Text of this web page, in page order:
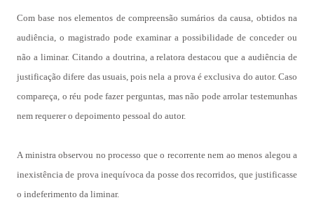
Com base nos elementos de compreensão sumários da causa, obtidos na
audiência, o magistrado pode examinar a possibilidade de conceder ou
não a liminar. Citando a doutrina, a relatora destacou que a audiência de
justificação difere das usuais, pois nela a prova é exclusiva do autor. Caso
compareça, o réu pode fazer perguntas, mas não pode arrolar testemunhas
nem requerer o depoimento pessoal do autor.
A ministra observou no processo que o recorrente nem ao menos alegou a
inexistência de prova inequívoca da posse dos recorridos, que justificasse
o indeferimento da liminar.